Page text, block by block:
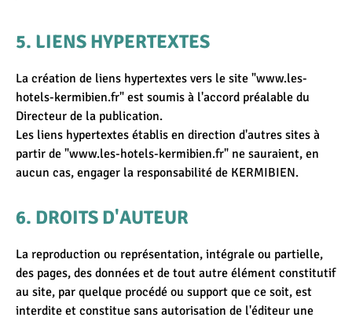
LIENS HYPERTEXTES
La création de liens hypertextes vers le site "www.les-
hotels-kermibien.fr" est soumis à l'accord préalable du
Directeur de la publication.
Les liens hypertextes établis en direction d'autres sites à
partir de "www.les-hotels-kermibien.fr" ne sauraient, en
aucun cas, engager la responsabilité de KERMIBIEN.
DROITS D'AUTEUR
La reproduction ou représentation, intégrale ou partielle,
des pages, des données et de tout autre élément constitutif
au site, par quelque procédé ou support que ce soit, est
interdite et constitue sans autorisation de l'éditeur une